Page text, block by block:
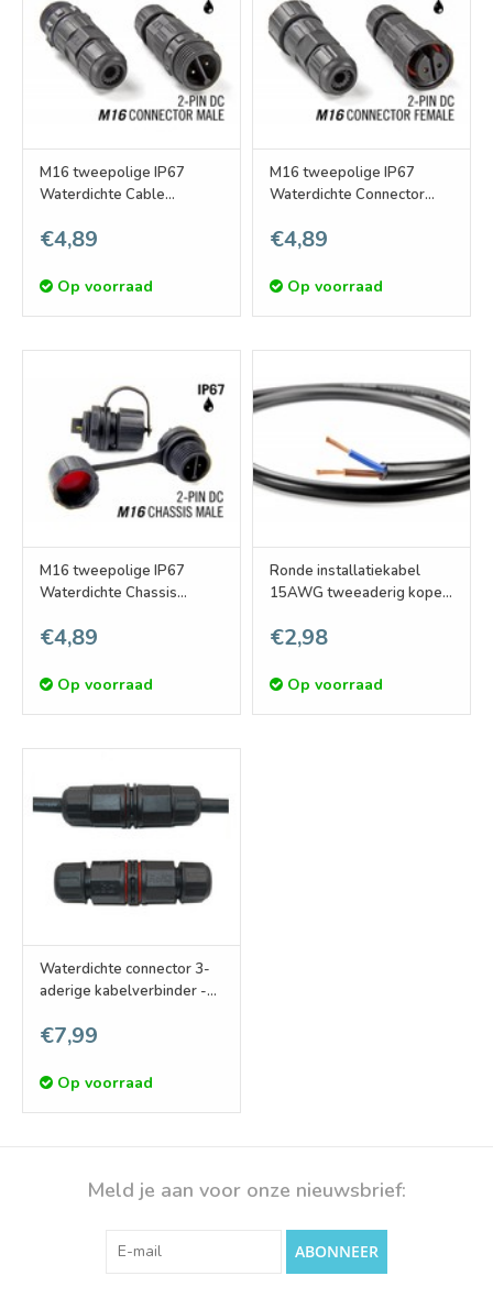
M16 tweepolige IP67
Waterdichte Cable
€4,89
Op voorraad
M16 tweepolige IP67
Waterdichte Connector
€4,89
Op voorraad
M16 tweepolige IP67
Waterdichte Chassis
€4,89
Op voorraad
Ronde installatiekabel
15AWG tweeaderig koper,
€2,98
Op voorraad
Waterdichte connector 3-
aderige kabelverbinder -
€7,99
Op voorraad
Meld je aan voor onze nieuwsbrief:
ABONNEER